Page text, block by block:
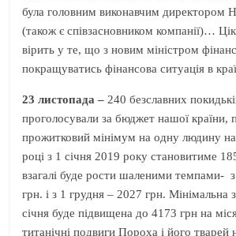
була головним виконавчим директором
(також є співзасновником компанії)…
вірить у те, що з новим міністром
покращуватись фінансова ситуація в
23 листопада –240 безславних
проголосували за бюджет нашої країни,
прожитковий мінімум на одну людину
році з 1 січня 2019 року становитиме
взагалі буде рости шаленими темпами-
грн. і з 1 грудня – 2027 грн. Мінімальна
січня буде підвищена до 4173 грн на
титанічні подвиги Пороха і його тварей